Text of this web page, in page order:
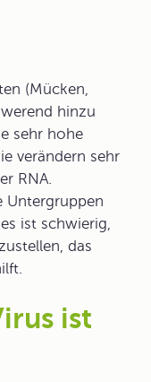
(Mücken,
hinzu
sehr hohe
verändern sehr
RNA.
Untergruppen
ist schwierig,
das
ist